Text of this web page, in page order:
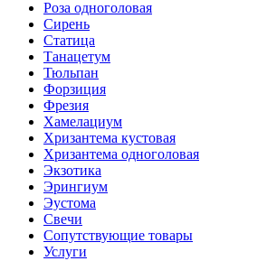
Роза одноголовая
Сирень
Статица
Танацетум
Тюльпан
Форзиция
Фрезия
Хамелациум
Хризантема кустовая
Хризантема одноголовая
Экзотика
Эрингиум
Эустома
Свечи
Сопутствующие товары
Услуги